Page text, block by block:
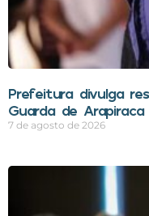
Prefeitura divulga
Guarda de Arapiraca
7 de agosto de 2026